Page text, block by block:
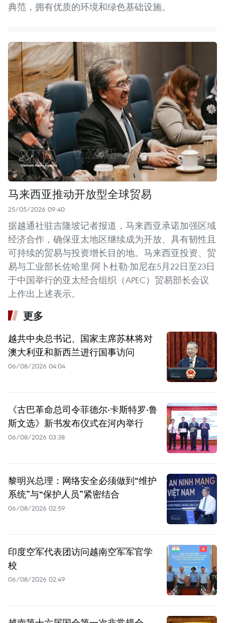
典范，拥有优质的环境和绿色基础设施。
马来西亚推动开放型全球贸易
25/05/2026 09:40
据越通社驻吉隆坡记者报道，马来西亚承诺加强区域
经济合作，确保亚太地区继续成为开放、具有韧性且
可持续的贸易与投资增长目的地。马来西亚投资、贸
易与工业部长佐哈里·阿卜杜勒·加尼在5月22日至23日
于中国举行的亚太经合组织（APEC）贸易部长会议
上作出上述表示。
更多
越共中央总书记、国家主席苏林将对
澳大利亚和新西兰进行国事访问
06/08/2026 04:04
《古巴革命总司令菲德尔·卡斯特罗·鲁
斯文选》新书发布仪式在河内举行
06/08/2026 03:38
黎明兴总理：网络安全必须做到“维护
系统”与“保护人员”紧密结合
06/08/2026 02:59
印度空军代表团访问越南空军军官学
校
06/08/2026 02:49